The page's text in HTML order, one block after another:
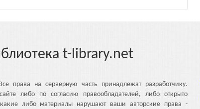
t-library.net
права на серверную часть принадлежат разработчику.
либо по согласию правообладателей, либо открыто
либо материалы нарушают ваши авторские права -